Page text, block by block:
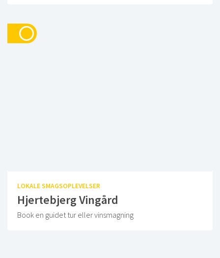
LOKALE SMAGSOPLEVELSER
Hjertebjerg Vingård
Book en guidet tur eller vinsmagning